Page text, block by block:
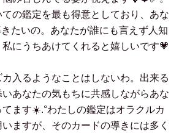
の鑑定を最も得意としており、あな
たいの。あなたが誰にも言えず人知
にうちあけてくれると嬉しいです💗
入るようなことはしないわ。出来る
あなたの気もちに共感しながらあな
ます️☀️.°わたしの鑑定はオラクルカ
ますが、そのカードの導きには多く